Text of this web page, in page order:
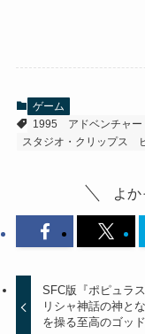
ゲーム
1995
アドベンチャー
スタジオ・クリップス
よか
SFC版『ポピュラ
リシャ神話の神と
を操る至高のゴッ